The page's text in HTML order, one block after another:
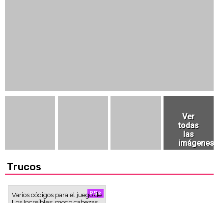
Trucos
PS2
Varios códigos para el juego de